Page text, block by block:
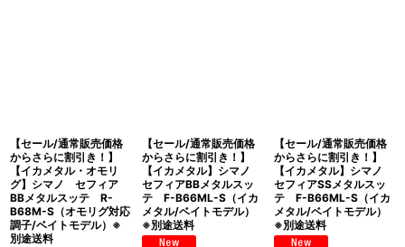
【セール/通常販売価格
からさらに割引き！】
【イカメタル・オモリ
グ】シマノ セフィア
BBメタルスッテ R-
B68M-S（オモリグ対応
調子/ベイトモデル）※
別途送料
【セール/通常販売価格
からさらに割引き！】
【イカメタル】シマノ
セフィアBBメタルスッ
テ F-B66ML-S（イカ
メタル/ベイトモデル）
※別途送料
【セール/通常販売価格
からさらに割引き！】
【イカメタル】シマノ
セフィアSSメタルスッ
テ F-B66ML-S（イカ
メタル/ベイトモデル）
※別途送料